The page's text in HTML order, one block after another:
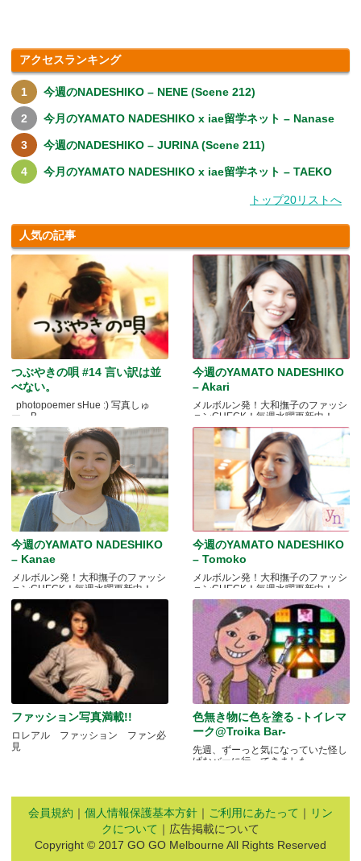
アクセスランキング
今週のNADESHIKO – NENE (Scene 212)
今月のYAMATO NADESHIKO x iae留学ネット – Nanase
今週のNADESHIKO – JURINA (Scene 211)
今月のYAMATO NADESHIKO x iae留学ネット – TAEKO
トップ20リストへ
人気の記事
つぶやきの唄 #14 言い訳は並
べない。
photopoemer sHue :) 写真しゅ
ー。B.....
今週のYAMATO NADESHIKO
– Akari
メルボルン発！大和撫子のファッシ
ョンCHECK！毎週水曜更新中！
今週のYAMATO NADESHIKO
– Kanae
メルボルン発！大和撫子のファッシ
ョンCHECK！毎週水曜更新中！
今週のYAMATO NADESHIKO
– Tomoko
メルボルン発！大和撫子のファッシ
ョンCHECK！毎週水曜更新中！
ファッション写真満載!!
ロレアル ファッション ファン必
見
色無き物に色を塗る -トイレマ
ーク@Troika Bar-
先週、ずーっと気になっていた怪し
げなバーに行ってきました.....
会員規約 ｜ 個人情報保護基本方針 ｜ ご利用にあたって ｜ リン
クについて ｜広告掲載について
Copyright © 2017 GO GO Melbourne All Rights Reserved